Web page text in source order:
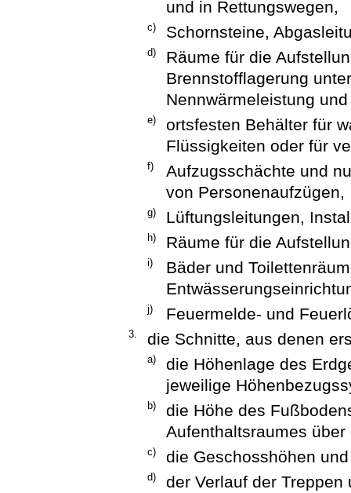
und in Rettungswegen,
c) Schornsteine,
d)
Räume für die
Brennstofflagerung
Nennwärmeleistung
e)
ortsfesten Behälter für
Flüssigkeiten oder für
f)
Aufzugsschächte und
von Personenaufzügen,
g) Lüftungsleitungen,
h) Räume für die
i)
Bäder und
j) Feuermelde- und
3. die Schnitte, aus denen
a)
die Höhenlage des
jeweilige
b)
die Höhe des
Aufenthaltsraumes
c) die Geschosshöhen
d)
der Verlauf der